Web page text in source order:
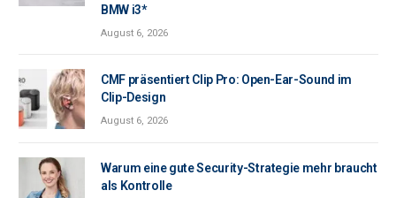
BMW i3*
August 6, 2026
CMF präsentiert Clip Pro: Open-Ear-Sound im
Clip-Design
August 6, 2026
Warum eine gute Security-Strategie mehr braucht
als Kontrolle